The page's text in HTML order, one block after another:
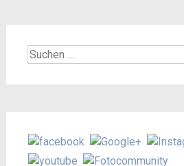
Suchen